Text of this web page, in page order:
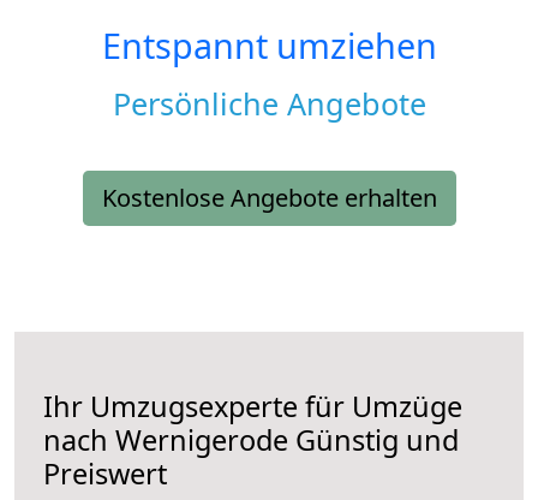
Entspannt umziehen
Persönliche Angebote
Kostenlose Angebote erhalten
Ihr Umzugsexperte für Umzüge
nach Wernigerode Günstig und
Preiswert